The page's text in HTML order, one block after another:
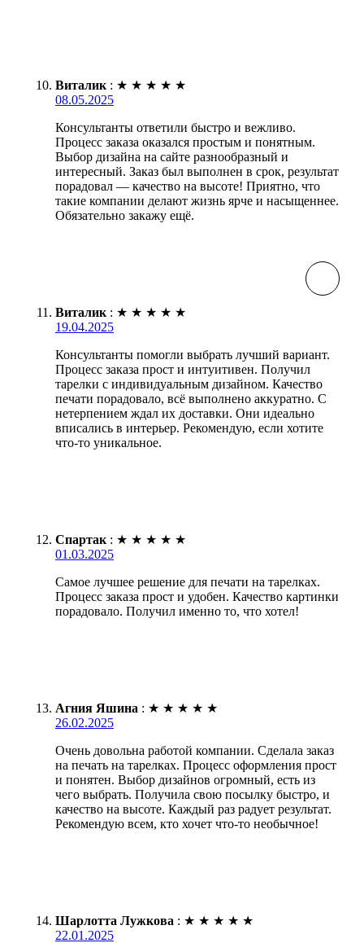
Виталик : ★ ★ ★ ★ ★
08.05.2025
Консультанты ответили быстро и вежливо.
Процесс заказа оказался простым и понятным.
Выбор дизайна на сайте разнообразный и
интересный. Заказ был выполнен в срок, результат
порадовал — качество на высоте! Приятно, что
такие компании делают жизнь ярче и насыщеннее.
Обязательно закажу ещё.
Виталик : ★ ★ ★ ★ ★
19.04.2025
Консультанты помогли выбрать лучший вариант.
Процесс заказа прост и интуитивен. Получил
тарелки с индивидуальным дизайном. Качество
печати порадовало, всё выполнено аккуратно. С
нетерпением ждал их доставки. Они идеально
вписались в интерьер. Рекомендую, если хотите
что-то уникальное.
Спартак : ★ ★ ★ ★ ★
01.03.2025
Самое лучшее решение для печати на тарелках.
Процесс заказа прост и удобен. Качество картинки
порадовало. Получил именно то, что хотел!
Агния Яшина : ★ ★ ★ ★ ★
26.02.2025
Очень довольна работой компании. Сделала заказ
на печать на тарелках. Процесс оформления прост
и понятен. Выбор дизайнов огромный, есть из
чего выбрать. Получила свою посылку быстро, и
качество на высоте. Каждый раз радует результат.
Рекомендую всем, кто хочет что-то необычное!
Шарлотта Лужкова : ★ ★ ★ ★ ★
22.01.2025